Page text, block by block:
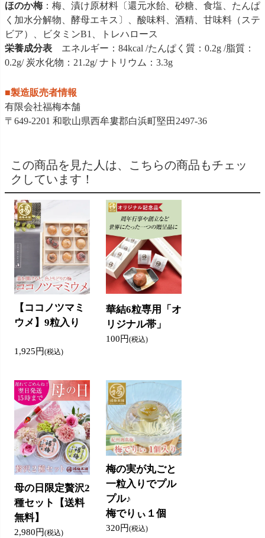
ほのか梅：梅、漬け原材料〔還元水飴、砂糖、食塩、たんぱ
く加水分解物、酵母エキス〕、酸味料、酒精、甘味料（ステ
ビア）、ビタミンB1、トレハロース
栄養成分表 エネルギー：84kcal /たんぱく質：0.2g /脂質：
0.2g/ 炭水化物：21.2g/ ナトリウム：3.3g
■製造販売者情報
有限会社福梅本舗
〒649-2201 和歌山県西牟婁郡白浜町堅田2497-36
この商品を見た人は、こちらの商品もチェッ
クしています！
【ココノツマミ
ウメ】9粒入り
1,925円(税込)
華結6粒専用「オ
リジナル帯」
100円(税込)
母の日限定贅沢2
種セット【送料
無料】
2,980円(税込)
梅の実が丸ごと
一粒入りでプル
プル♪
梅でりぃ１個
320円(税込)